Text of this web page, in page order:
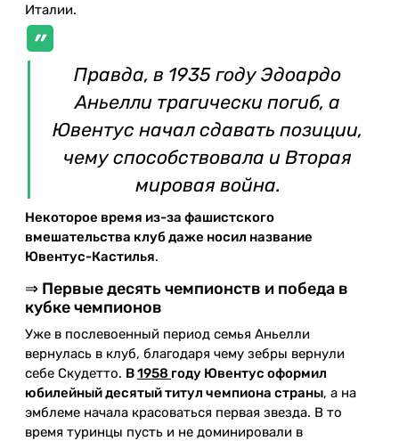
Италии.
Правда, в 1935 году Эдоардо
Аньелли трагически погиб, а
Ювентус начал сдавать позиции,
чему способствовала и Вторая
мировая война.
Некоторое время из-за фашистского
вмешательства клуб даже носил название
Ювентус-Кастилья.
⇒ Первые десять чемпионств и победа в
кубке чемпионов
Уже в послевоенный период семья Аньелли
вернулась в клуб, благодаря чему зебры вернули
себе Скудетто. В1958 году Ювентус оформил
юбилейный десятый титул чемпиона страны, а на
эмблеме начала красоваться первая звезда. В то
время туринцы пусть и не доминировали в